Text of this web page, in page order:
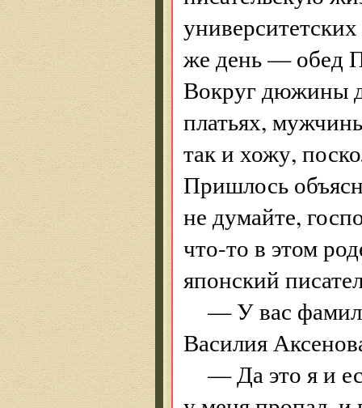
же день — обед
Вокруг дюжины
платьях,
так и хожу,
Пришлось
не думайте,
что-то в этом
японский
— У вас
Василия
— Да это я и